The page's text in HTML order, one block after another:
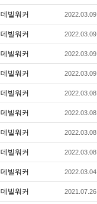
데빌워커 2022.03.09
데빌워커 2022.03.09
데빌워커 2022.03.09
데빌워커 2022.03.09
데빌워커 2022.03.08
데빌워커 2022.03.08
데빌워커 2022.03.08
데빌워커 2022.03.08
데빌워커 2022.03.04
데빌워커 2021.07.26